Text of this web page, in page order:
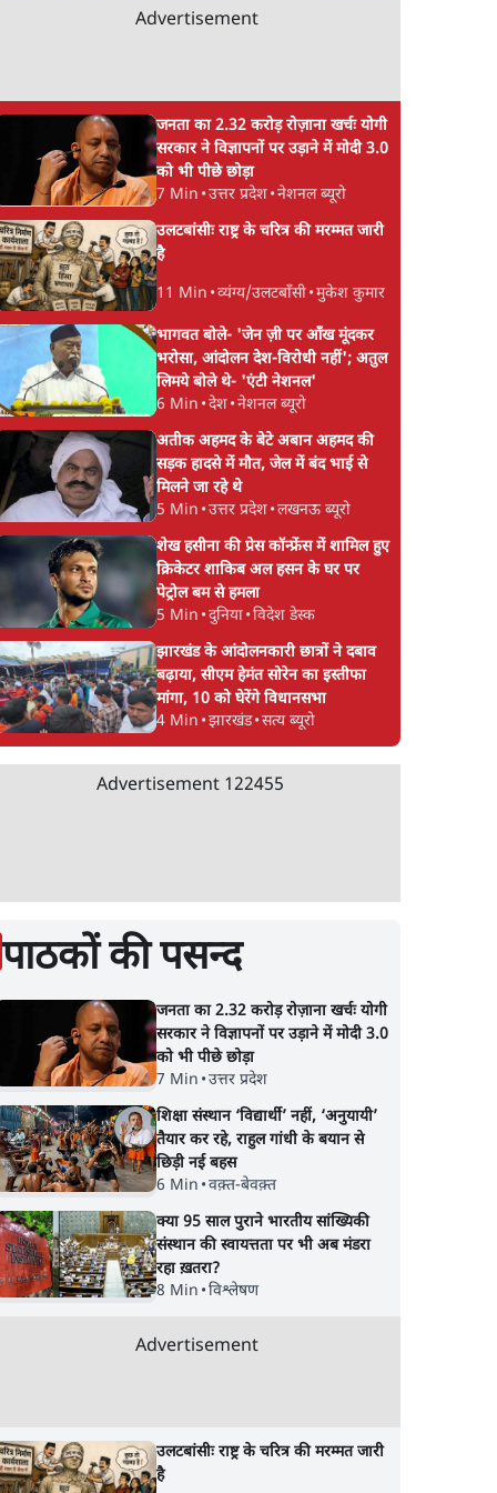
Advertisement
जनता का 2.32 करोड़ रोज़ाना खर्चः योगी
सरकार ने विज्ञापनों पर उड़ाने में मोदी 3.0
को भी पीछे छोड़ा
7 Min •उत्तर प्रदेश•नेशनल ब्यूरो
उलटबांसीः राष्ट्र के चरित्र की मरम्मत जारी
है
11 Min •व्यंग्य/उलटबाँसी•मुकेश कुमार
भागवत बोले- 'जेन ज़ी पर आँख मूंदकर
भरोसा, आंदोलन देश-विरोधी नहीं'; अतुल
लिमये बोले थे- 'एंटी नेशनल'
6 Min •देश•नेशनल ब्यूरो
अतीक अहमद के बेटे अबान अहमद की
सड़क हादसे में मौत, जेल में बंद भाई से
मिलने जा रहे थे
5 Min •उत्तर प्रदेश•लखनऊ ब्यूरो
शेख हसीना की प्रेस कॉन्फ्रेंस में शामिल हुए
क्रिकेटर शाकिब अल हसन के घर पर
पेट्रोल बम से हमला
5 Min •दुनिया•विदेश डेस्क
झारखंड के आंदोलनकारी छात्रों ने दबाव
बढ़ाया, सीएम हेमंत सोरेन का इस्तीफा
मांगा, 10 को घेरेंगे विधानसभा
4 Min •झारखंड•सत्य ब्यूरो
Advertisement 122455
पाठकों की पसन्द
जनता का 2.32 करोड़ रोज़ाना खर्चः योगी
सरकार ने विज्ञापनों पर उड़ाने में मोदी 3.0
को भी पीछे छोड़ा
7 Min •उत्तर प्रदेश
शिक्षा संस्थान ‘विद्यार्थी’ नहीं, ‘अनुयायी’
तैयार कर रहे, राहुल गांधी के बयान से
छिड़ी नई बहस
6 Min •वक़्त-बेवक़्त
क्या 95 साल पुराने भारतीय सांख्यिकी
संस्थान की स्वायत्तता पर भी अब मंडरा
रहा ख़तरा?
8 Min •विश्लेषण
Advertisement
उलटबांसीः राष्ट्र के चरित्र की मरम्मत जारी
है